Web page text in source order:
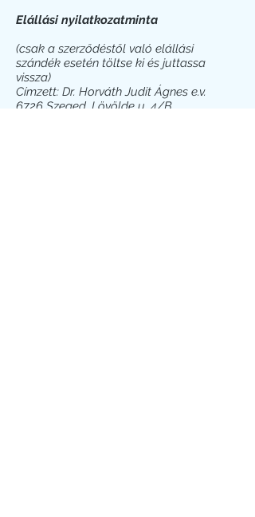
Elállási nyilatkozatminta
(csak a szerződéstől való elállási
szándék esetén töltse ki és juttassa
vissza)
Címzett: Dr. Horváth Judit Ágnes e.v.
6726 Szeged, Lövölde u. 4/B